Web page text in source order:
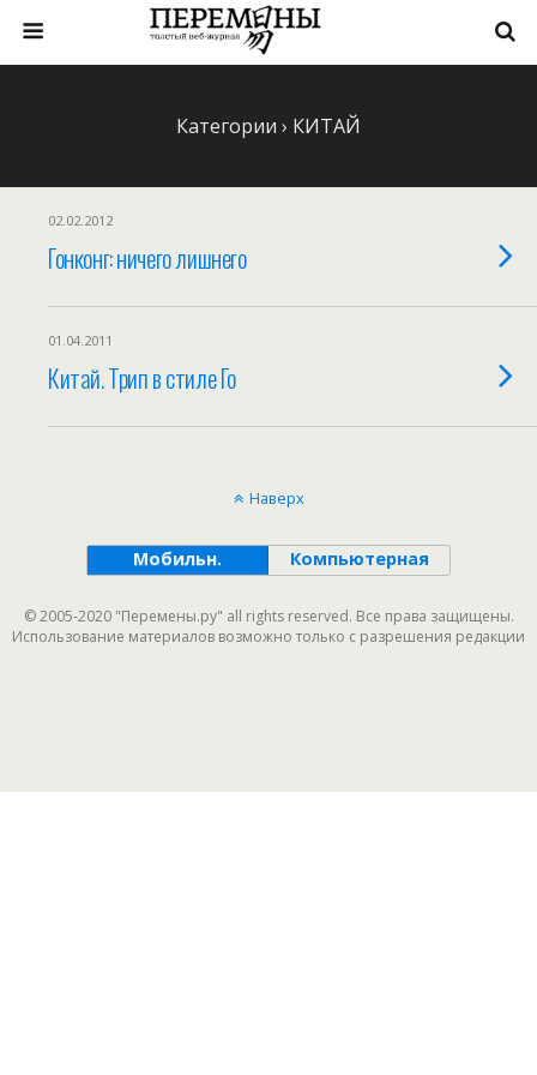
Категории › КИТАЙ
02.02.2012
Гонконг: ничего лишнего
01.04.2011
Китай. Трип в стиле Го
Наверх
Мобильн. Компьютерная
© 2005-2020 "Перемены.ру" all rights reserved. Все права защищены.
Использование материалов возможно только с разрешения редакции